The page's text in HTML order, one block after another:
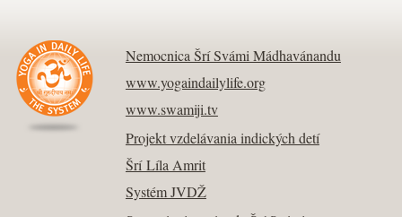
Nemocnica Šrí Svámi Mádhavánandu
www.yogaindailylife.org
www.swamiji.tv
Projekt vzdelávania indických detí
Šrí Líla Amrit
Systém JVDŽ